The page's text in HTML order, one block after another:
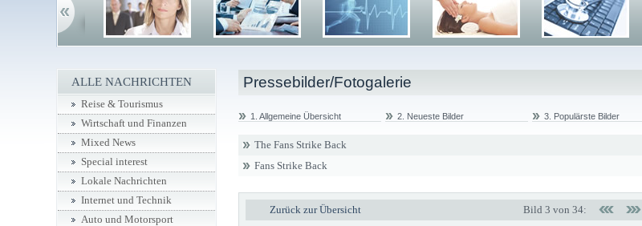
Pressebilder/Fotogalerie
1. Allgemeine Übersicht 2. Neueste Bilder 3. Populärste Bilder
The Fans Strike Back
Fans Strike Back
Zurück zur Übersicht Bild 3 von 34:
ALLE NACHRICHTEN
Reise & Tourismus
Wirtschaft und Finanzen
Mixed News
Special interest
Lokale Nachrichten
Internet und Technik
Auto und Motorsport